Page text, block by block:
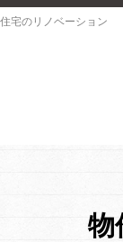
宅のリノベーション
物